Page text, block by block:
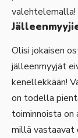
valehtelemalla!
Olisi jokaisen
jälleenmyyjät
kenellekkään!
on todella
toiminnoista
millä vastaavat